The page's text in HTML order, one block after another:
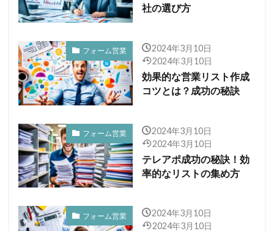
社の選び方
フォーム営業
2024年3月10日
2024年3月10日
効果的な営業リスト作成
コツとは？成功の秘訣
フォーム営業
2024年3月10日
2024年3月10日
テレアポ成功の秘訣！効
率的なリストの集め方
フォーム営業
2024年3月10日
2024年3月10日